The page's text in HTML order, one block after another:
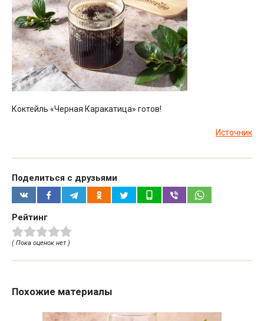
Коктейль «Черная Каракатица» готов!
Источник
Поделиться с друзьями
Рейтинг
( Пока оценок нет )
Похожие материалы